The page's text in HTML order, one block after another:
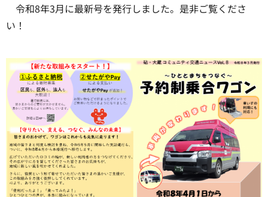
令和8年3月に最新号を発行しました。是非ご覧くださ
い！